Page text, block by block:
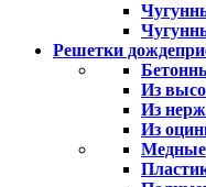
Решетки
Из
Из
Из
Медные